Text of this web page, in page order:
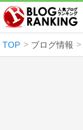
TOP ブログ情報